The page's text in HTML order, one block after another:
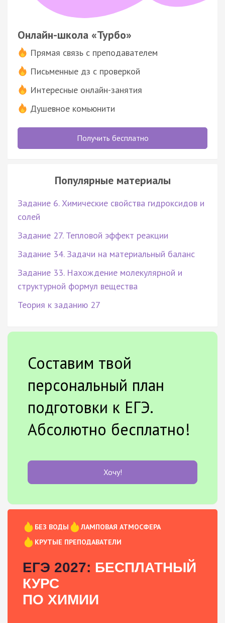
Онлайн-школа «Турбо»
Прямая связь с преподавателем
Письменные дз с проверкой
Интересные онлайн-занятия
Душевное комьюнити
Получить бесплатно
Популярные материалы
Задание 6. Химические свойства гидроксидов и
солей
Задание 27. Тепловой эффект реакции
Задание 34. Задачи на материальный баланс
Задание 33. Нахождение молекулярной и
структурной формул вещества
Теория к заданию 27
Составим твой
персональный план
подготовки к ЕГЭ.
Абсолютно бесплатно!
Хочу!
БЕЗ ВОДЫ
ЛАМПОВАЯ АТМОСФЕРА
КРУТЫЕ ПРЕПОДАВАТЕЛИ
ЕГЭ 2027: БЕСПЛАТНЫЙ
КУРС
ПО ХИМИИ